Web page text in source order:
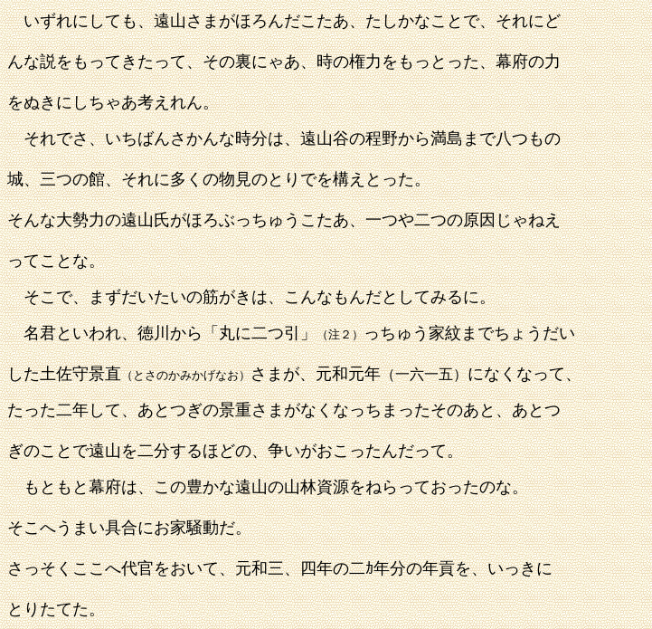
いずれにしても、遠山さまがほろんだこたあ、たしかなことで、それにど
んな説をもってきたって、その裏にゃあ、時の権力をもっとった、幕府の力
をぬきにしちゃあ考えれん。
それでさ、いちばんさかんな時分は、遠山谷の程野から満島まで八つもの
城、三つの館、それに多くの物見のとりでを構えとった。
そんな大勢力の遠山氏がほろぶっちゅうこたあ、一つや二つの原因じゃねえ
ってことな。
そこで、まずだいたいの筋がきは、こんなもんだとしてみるに。
名君といわれ、徳川から「丸に二つ引」（注２）っちゅう家紋までちょうだい
した土佐守景直（とさのかみかげなお）さまが、元和元年（一六一五）になくなって、
たった二年して、あとつぎの景重さまがなくなっちまったそのあと、あとつ
ぎのことで遠山を二分するほどの、争いがおこったんだって。
もともと幕府は、この豊かな遠山の山林資源をねらっておったのな。
そこへうまい具合にお家騒動だ。
さっそくここへ代官をおいて、元和三、四年の二ｶ年分の年貢を、いっきに
とりたてた。